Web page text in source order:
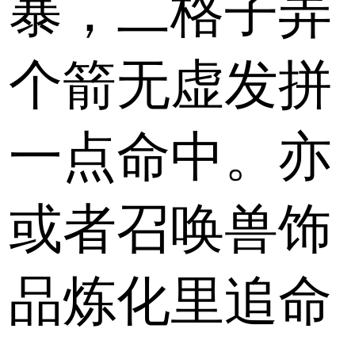
暴，二格子弄
个箭无虚发拼
一点命中。亦
或者召唤兽饰
品炼化里追命